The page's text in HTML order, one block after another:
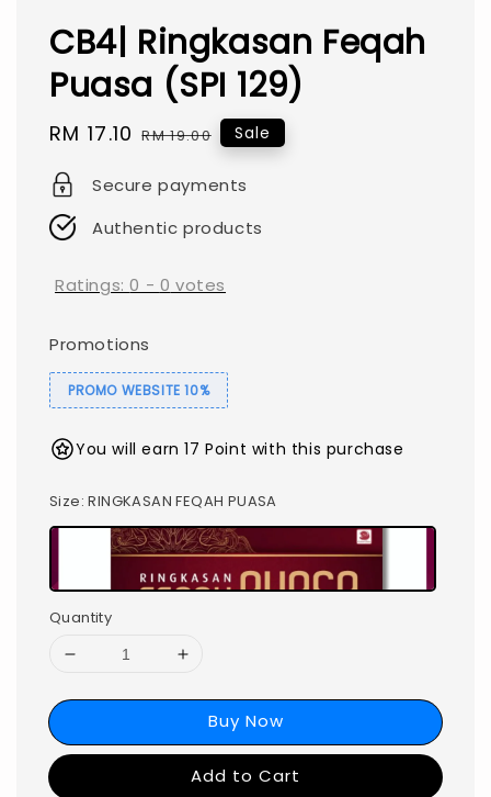
CB4| Ringkasan Feqah
Puasa (SPI 129)
Sale
RM 17.10 Regular
RM 19.00 Sale
Secure payments
Authentic products
Ratings:0 - 0 votes
Promotions
PROMO WEBSITE 10%
You will earn 17 Point with this purchase
Size: RINGKASAN FEQAH PUASA
Quantity
Buy Now
Add to Cart